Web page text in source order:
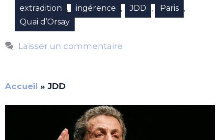
extradition , ingérence , JDD , Paris ,
Quai d’Orsay
Laisser un commentaire
Accueil » JDD